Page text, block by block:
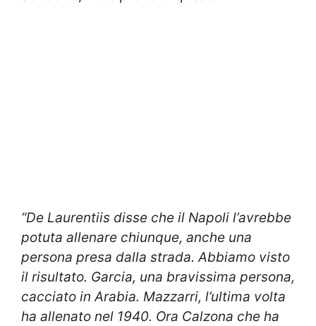
“De Laurentiis disse che il Napoli l’avrebbe
potuta allenare chiunque, anche una
persona presa dalla strada. Abbiamo visto
il risultato. Garcia, una bravissima persona,
cacciato in Arabia. Mazzarri, l’ultima volta
ha allenato nel 1940. Ora Calzona che ha